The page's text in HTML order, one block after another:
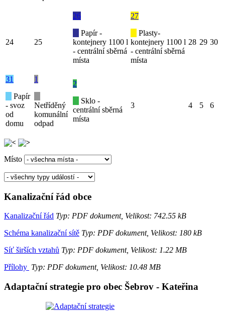
24 25
26
Papír -
kontejnery 1100 l
- centrální sběrná
místa
27
Plasty-
kontejnery 1100 l
- centrální sběrná
místa
28 29 30
31
Papír
- svoz
od
domu
1
Netříděný
komunální
odpad
2
Sklo -
centrální sběrná
místa
3 4 5 6
Místo
Kanalizační řád obce
Kanalizační řád Typ: PDF dokument, Velikost: 742.55 kB
Schéma kanalizační sítě Typ: PDF dokument, Velikost: 180 kB
Síť širších vztahů Typ: PDF dokument, Velikost: 1.22 MB
Přílohy Typ: PDF dokument, Velikost: 10.48 MB
Adaptační strategie pro obec Šebrov - Kateřina